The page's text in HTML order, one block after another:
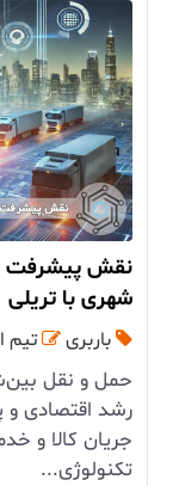
نقش پیشرفت
شهری با تریلی
باربری تیم
حمل و نقل
رشد اقتصادی و
جریان کالا و
تکنولوژی‌...